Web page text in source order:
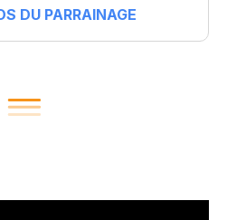
DU PARRAINAGE